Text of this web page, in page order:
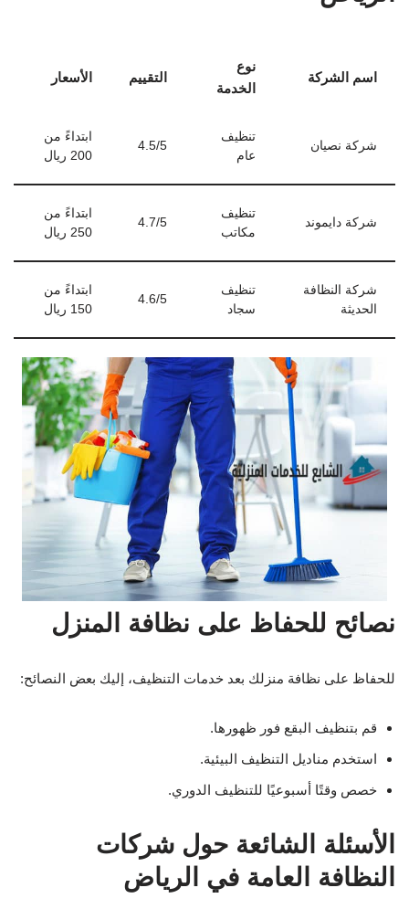
اسم الشركة
نوع
الخدمة
التقييم الأسعار
شركة نصيان
تنظيف
عام
4.5/5
ابتداءً من
200 ريال
شركة دايموند
تنظيف
مكاتب
4.7/5
ابتداءً من
250 ريال
شركة النظافة
الحديثة
تنظيف
سجاد
4.6/5
ابتداءً من
150 ريال
نصائح للحفاظ على نظافة المنزل
للحفاظ على نظافة منزلك بعد خدمات التنظيف، إليك بعض النصائح:
قم بتنظيف البقع فور ظهورها.
استخدم مناديل التنظيف البيئية.
خصص وقتًا أسبوعيًا للتنظيف الدوري.
الأسئلة الشائعة حول شركات
النظافة العامة في الرياض